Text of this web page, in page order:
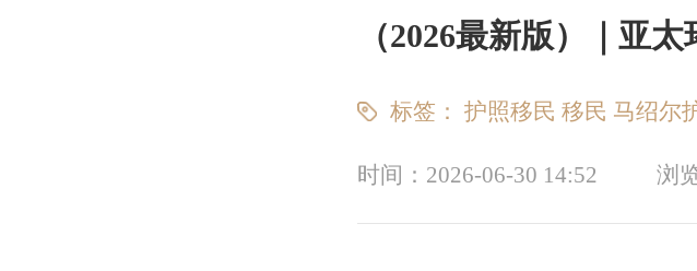
（2026最新版）｜亚
标签： 护照移民 移民 马绍尔
时间： 2026-06-30 14:52 浏